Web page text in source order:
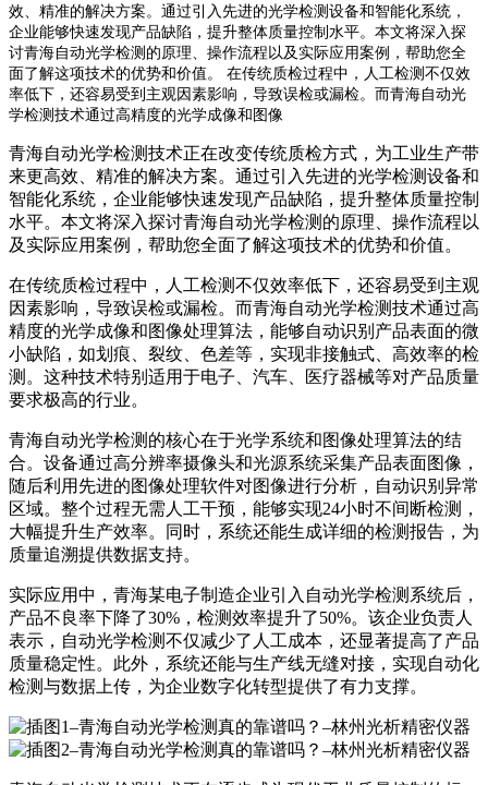
效、精准的解决方案。通过引入先进的光学检测设备和智能化系统，
企业能够快速发现产品缺陷，提升整体质量控制水平。本文将深入探
讨青海自动光学检测的原理、操作流程以及实际应用案例，帮助您全
面了解这项技术的优势和价值。 在传统质检过程中，人工检测不仅效
率低下，还容易受到主观因素影响，导致误检或漏检。而青海自动光
学检测技术通过高精度的光学成像和图像
青海自动光学检测技术正在改变传统质检方式，为工业生产带
来更高效、精准的解决方案。通过引入先进的光学检测设备和
智能化系统，企业能够快速发现产品缺陷，提升整体质量控制
水平。本文将深入探讨青海自动光学检测的原理、操作流程以
及实际应用案例，帮助您全面了解这项技术的优势和价值。
在传统质检过程中，人工检测不仅效率低下，还容易受到主观
因素影响，导致误检或漏检。而青海自动光学检测技术通过高
精度的光学成像和图像处理算法，能够自动识别产品表面的微
小缺陷，如划痕、裂纹、色差等，实现非接触式、高效率的检
测。这种技术特别适用于电子、汽车、医疗器械等对产品质量
要求极高的行业。
青海自动光学检测的核心在于光学系统和图像处理算法的结
合。设备通过高分辨率摄像头和光源系统采集产品表面图像，
随后利用先进的图像处理软件对图像进行分析，自动识别异常
区域。整个过程无需人工干预，能够实现24小时不间断检测，
大幅提升生产效率。同时，系统还能生成详细的检测报告，为
质量追溯提供数据支持。
实际应用中，青海某电子制造企业引入自动光学检测系统后，
产品不良率下降了30%，检测效率提升了50%。该企业负责人
表示，自动光学检测不仅减少了人工成本，还显著提高了产品
质量稳定性。此外，系统还能与生产线无缝对接，实现自动化
检测与数据上传，为企业数字化转型提供了有力支撑。